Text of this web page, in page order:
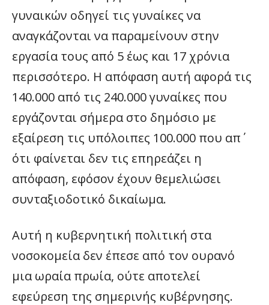
γυναικών οδηγεί τις γυναίκες να
αναγκάζονται να παραμείνουν στην
εργασία τους από 5 έως και 17 χρόνια
περισσότερο. Η απόφαση αυτή αφορά τις
140.000 από τις 240.000 γυναίκες που
εργάζονται σήμερα στο δημόσιο με
εξαίρεση τις υπόλοιπες 100.000 που απ΄
ότι φαίνεται δεν τις επηρεάζει η
απόφαση, εφόσον έχουν θεμελιώσει
συνταξιοδοτικό δικαίωμα.
Αυτή η κυβερνητική πολιτική στα
νοσοκομεία δεν έπεσε από τον ουρανό
μια ωραία πρωία, ούτε αποτελεί
εφεύρεση της σημερινής κυβέρνησης.